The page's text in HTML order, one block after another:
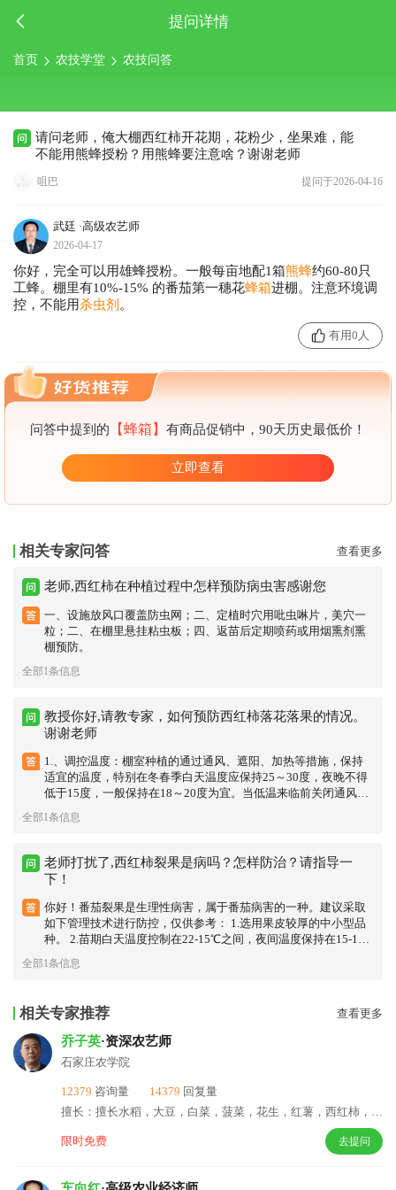
提问详情
首页 农技学堂 农技问答
请问老师，俺大棚西红柿开花期，花粉少，坐果难，能
不能用熊蜂授粉？用熊蜂要注意啥？谢谢老师
咀巴 提问于2026-04-16
武廷 ·高级农艺师
2026-04-17
你好，完全可以用雄蜂授粉。一般每亩地配1箱熊蜂约60-80只
工蜂。棚里有10%-15% 的番茄第一穗花蜂箱进棚。注意环境调
控，不能用杀虫剂 。
有用0人
问答中提到的 【蜂箱】 有商品促销中，90天历史最低价！
立即查看
相关专家问答 查看更多
老师,西红柿在种植过程中怎样预防病虫害感谢您
一、设施放风口覆盖防虫网；二、定植时穴用吡虫啉片，美穴一
粒；二、在棚里悬挂粘虫板；四、返苗后定期喷药或用烟熏剂熏
棚预防。
全部1条信息
教授你好,请教专家，如何预防西红柿落花落果的情况。
谢谢老师
1.、调控温度：棚室种植的通过通风、遮阳、加热等措施，保持
适宜的温度，特别在冬春季白天温度应保持25～30度，夜晚不得
低于15度，一般保持在18～20度为宜。当低温来临前关闭通风
口，增加保温设施，如加盖草苫等，确保棚室内不降温。气温回
升后的4～5月份，遇到连续几天温度较高时，中午时段内注意温
植时间，避开低温和高温，注意春季不早晚浇水，以免降低地
温，对根系的伤害。高温季节在早晚浇水，避开中午高温时段。
到夏季高温阶段，可在中午进行遮阳降温。 总之，让番茄生长在
适宜温度范围内，防止因温度高低而引起的花果脱落。 2. 增加光
照：首先合理安排种植密度，及时摘除老叶、病叶，增加植株间
的透光性。其次番茄种植地要远离建筑物和大树，防止对番茄生
性。 3.科学运用肥水：番茄为半耐旱蔬菜，结果期忌干旱缺水，
住果后再浇水，但要以土壤持湿润为度，同时要注意雨季排水，
防根系受渍。 施肥除注意氮、磷、钾的合理搭配，适时补充微量
元素外。还应使用功能性肥料，促进根系生长。施肥应在番茄生
育节点进行，而蹲苗结束后、坐住果及第一批果实收获后。分别
4、防治病虫害：根据病虫发生情况，及时发现及时防治。防病虫
应以农业措施为主，开展绿色防控，确保番茄不落花落果。 此
外，还可以采用人工授粉、使用生长调节剂等方法，提高授粉受
精率，减少落花落果。同时，要加强田间管理，及时整枝打杈，
全部1条信息
老师打扰了,西红柿裂果是病吗？怎样防治？请指导一
下！
你好！番茄裂果是生理性病害，属于番茄病害的一种。建议采取
如下管理技术进行防控，仅供参考： 1.选用果皮较厚的中小型品
种。 2.苗期白天温度控制在22-15℃之间，夜间温度保持在15-1
7℃之间，夜温最低不能低于8℃。 3.适当摘除叶片，特别是果实
周围叶片不能过多摘除，防止太阳直射果实。 4.防止土壤过干或
微生物菌肥，改善土壤结构，为根系的生长发育提供良好的土壤
环境。 6.在果实膨大期叶面补充钙、硼等微量元素。 7.正确使用
植物生长调节剂，在使用激素喷花时，浓度不易过大，更不能重
喷。
全部1条信息
相关专家推荐 查看更多
乔子英·资深农艺师
石家庄农学院
12379 咨询量 14379 回复量
擅长：擅长水稻，大豆，白菜，菠菜，花生，红薯，西红柿，肥料，小麦，绿豆，高亮，稻谷。
限时免费 去提问